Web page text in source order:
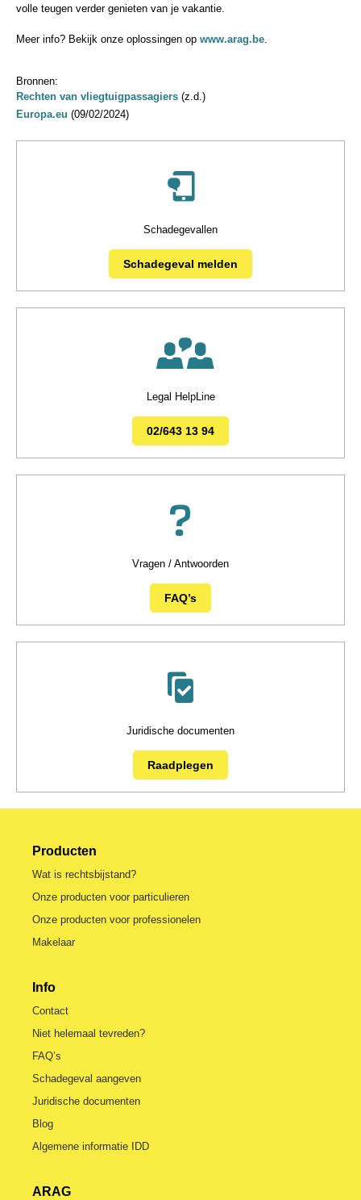
volle teugen verder genieten van je vakantie.
Meer info? Bekijk onze oplossingen op www.arag.be
Bronnen:
Rechten van vliegtuigpassagiers (z.d.)
Europa.eu (09/02/2024)
Schadegevallen
Schadegeval melden
Legal HelpLine
02/643 13 94
Vragen / Antwoorden
FAQ’s
Juridische documenten
Raadplegen
Producten
Wat is rechtsbijstand?
Onze producten voor particulieren
Onze producten voor professionelen
Makelaar
Info
Contact
Niet helemaal tevreden?
FAQ’s
Schadegeval aangeven
Juridische documenten
Blog
Algemene informatie IDD
ARAG